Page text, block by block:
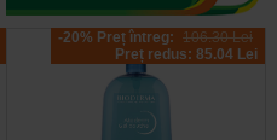
-20% Preț întreg: 106.30 Lei
Preț redus: 85.04 Lei